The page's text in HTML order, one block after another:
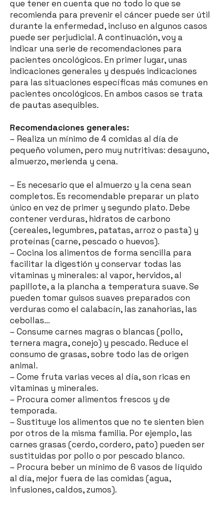
que tener en cuenta que no todo lo que se
recomienda para prevenir el cáncer puede ser útil
durante la enfermedad, incluso en algunos casos
puede ser perjudicial. A continuación, voy a
indicar una serie de recomendaciones para
pacientes oncológicos. En primer lugar, unas
indicaciones generales y después indicaciones
para las situaciones específicas más comunes en
pacientes oncológicos. En ambos casos se trata
de pautas asequibles.
Recomendaciones generales:
– Realiza un mínimo de 4 comidas al día de
pequeño volumen, pero muy nutritivas: desayuno,
almuerzo, merienda y cena.
– Es necesario que el almuerzo y la cena sean
completos. Es recomendable preparar un plato
único en vez de primer y segundo plato. Debe
contener verduras, hidratos de carbono
(cereales, legumbres, patatas, arroz o pasta) y
proteínas (carne, pescado o huevos).
– Cocina los alimentos de forma sencilla para
facilitar la digestión y conservar todas las
vitaminas y minerales: al vapor, hervidos, al
papillote, a la plancha a temperatura suave. Se
pueden tomar guisos suaves preparados con
verduras como el calabacín, las zanahorias, las
cebollas…
– Consume carnes magras o blancas (pollo,
ternera magra, conejo) y pescado. Reduce el
consumo de grasas, sobre todo las de origen
animal.
– Come fruta varias veces al día, son ricas en
vitaminas y minerales.
– Procura comer alimentos frescos y de
temporada.
– Sustituye los alimentos que no te sienten bien
por otros de la misma familia. Por ejemplo, las
carnes grasas (cerdo, cordero, pato) pueden ser
sustituidas por pollo o por pescado blanco.
– Procura beber un mínimo de 6 vasos de líquido
al día, mejor fuera de las comidas (agua,
infusiones, caldos, zumos).